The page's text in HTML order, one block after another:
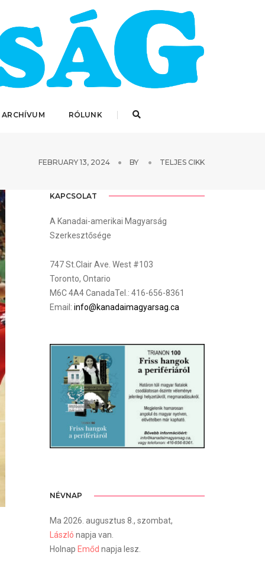
ARCHÍVUM RÓLUNK
FEBRUARY 13, 2024 BY TELJES CIKK
KAPCSOLAT
A Kanadai-amerikai Magyarság
Szerkesztősége
747 St.Clair Ave. West #103
Toronto, Ontario
M6C 4A4 CanadaTel.: 416-656-8361
Email: info@kanadaimagyarsag.ca
NÉVNAP
Ma 2026. augusztus 8., szombat,
László napja van.
Holnap Emőd napja lesz.